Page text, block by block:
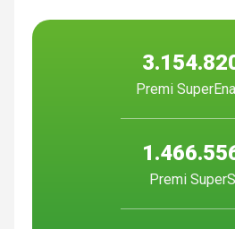
Premi
Premi